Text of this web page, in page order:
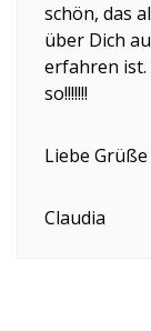
schön, das
über Dich
erfahren ist.
so!!!!!!!
Liebe Grüße
Claudia